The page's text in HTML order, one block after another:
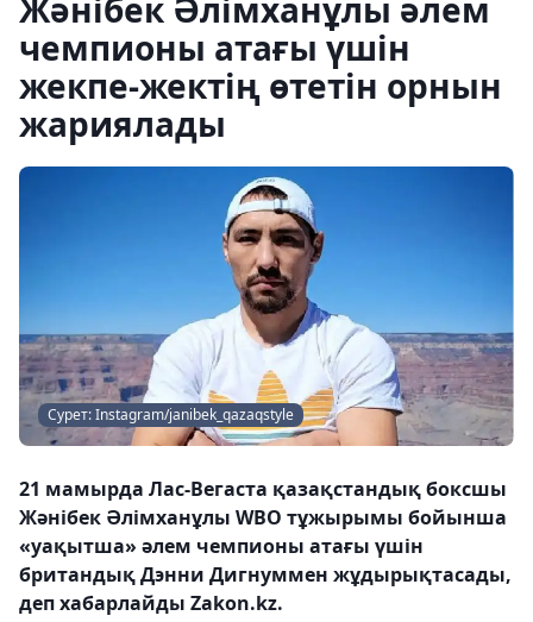
Жәнібек Әлімханұлы әлем
чемпионы атағы үшін
жекпе-жектің өтетін орнын
жариялады
Сурет: Instagram/janibek_qazaqstyle
21 мамырда Лас-Вегаста қазақстандық боксшы
Жәнібек Әлімханұлы WBO тұжырымы бойынша
«уақытша» әлем чемпионы атағы үшін
британдық Дэнни Дигнуммен жұдырықтасады,
деп хабарлайды Zakon.kz.